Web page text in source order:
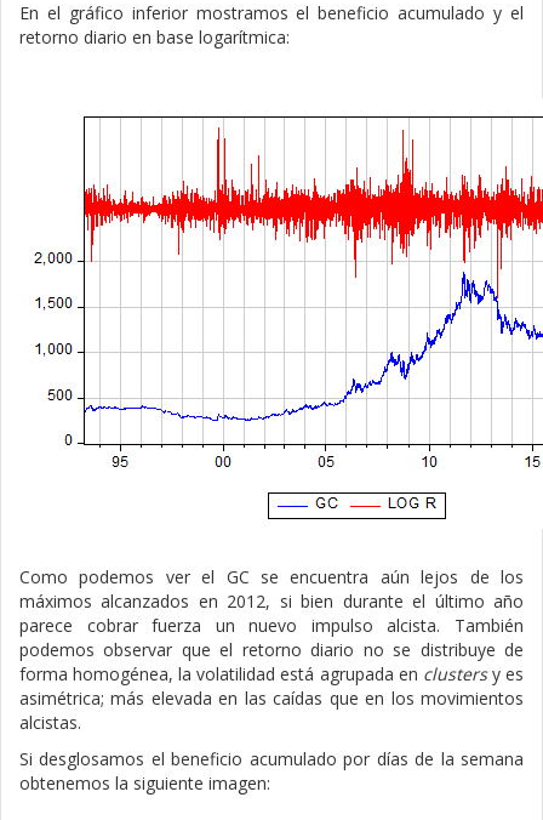
En el gráfico inferior mostramos el beneficio acumulado y el
retorno diario en base logarítmica:
Como podemos ver el GC se encuentra aún lejos de los
máximos alcanzados en 2012, si bien durante el último año
parece cobrar fuerza un nuevo impulso alcista. También
podemos observar que el retorno diario no se distribuye de
forma homogénea, la volatilidad está agrupada en clustersy es
asimétrica; más elevada en las caídas que en los movimientos
alcistas.
Si desglosamos el beneficio acumulado por días de la semana
obtenemos la siguiente imagen: